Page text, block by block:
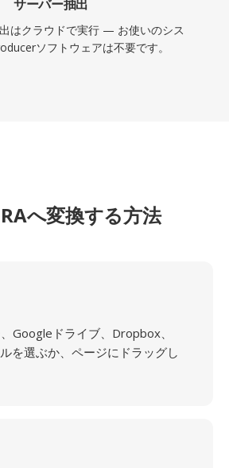
サーバー抽出
はクラウドで実行 — お使いのシス
ソフトウェアは不要です。
へ変換する方法
Googleドライブ、Dropbox、
を選ぶか、ページにドラッグし